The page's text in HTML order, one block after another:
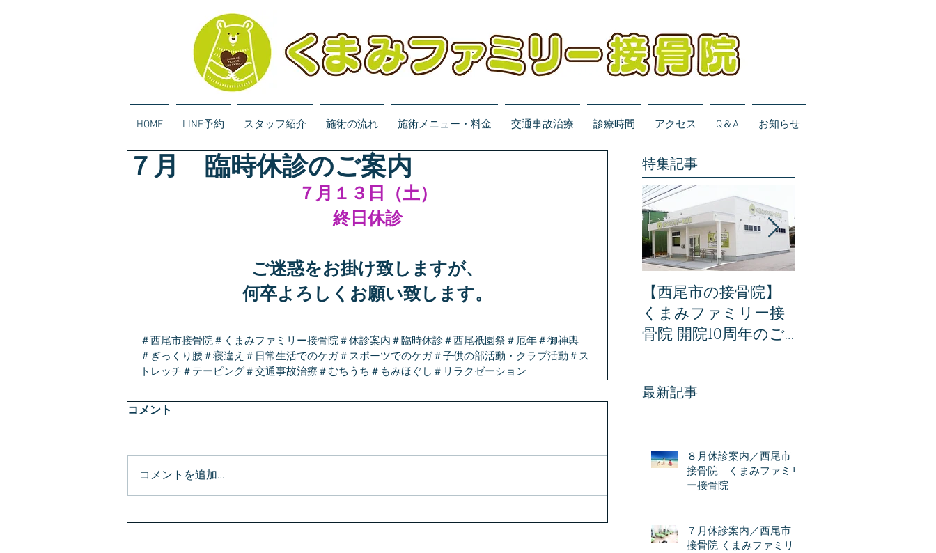
HOME LINE予約 スタッフ紹介 施術の流れ 施術メニュー・料金 交通事故治療 診療時間 アクセス Q＆A お知らせ
７月 臨時休診のご案内
７月１３日（土）
終日休診
ご迷惑をお掛け致しますが、
何卒よろしくお願い致します。
＃西尾市接骨院＃くまみファミリー接骨院＃休診案内＃臨時休診＃西尾祇園祭＃厄年＃御神輿
＃ぎっくり腰＃寝違え＃日常生活でのケガ＃スポーツでのケガ＃子供の部活動・クラブ活動＃ス
トレッチ＃テーピング＃交通事故治療＃むちうち＃もみほぐし＃リラクゼーション
コメント
コメントを追加…
特集記事
【西尾市の接骨院】
くまみファミリー接
骨院 開院10周年のご
最新記事
８月休診案内／西尾市
接骨院 くまみファミリ
ー接骨院
７月休診案内／西尾市
接骨院 くまみファミリ